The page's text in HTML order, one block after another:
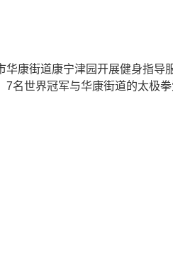
康街道康宁津园开展健身指导
名世界冠军与华康街道的太极